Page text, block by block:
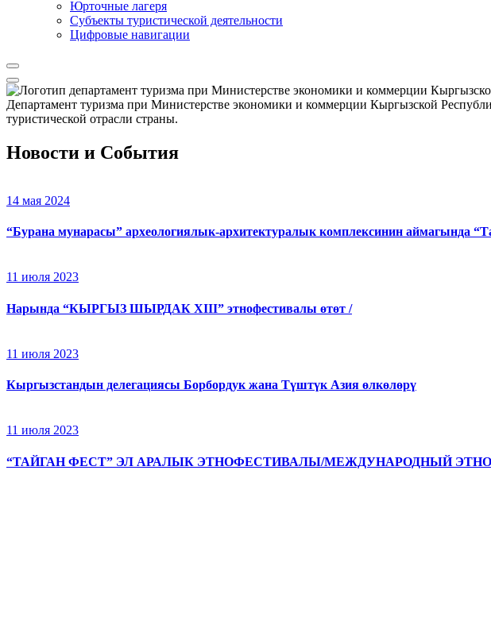
Юрточные лагеря
Cубъекты туристической деятельности
Цифровые навигации
Департамент туризма при Министерстве экономики и коммерции Кыргызской
туристической отрасли страны.
Новости и События
14 мая 2024
“Бурана мунарасы” археологиялык-архитектуралык комплексинин аймагында
11 июля 2023
Нарында “КЫРГЫЗ ШЫРДАК XIII” этнофестивалы өтөт /
11 июля 2023
Кыргызстандын делегациясы Борбордук жана Түштүк Азия өлкөлөрү
11 июля 2023
“ТАЙГАН ФЕСТ” ЭЛ АРАЛЫК ЭТНОФЕСТИВАЛЫ/МЕЖДУНАРОДНЫЙ